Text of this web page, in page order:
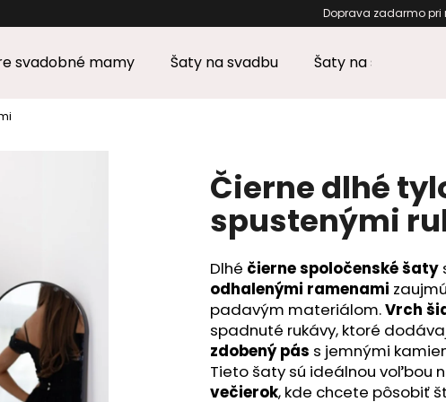
Doprava
svadobné mamy Šaty na svadbu Šaty na stužkovú
Čierne dlhé
spustenými
Dlhé čierne spoločenské šaty
odhalenými ramenami
padavým materiálom.Vrch
spadnuté rukávy, ktoré
zdobený pás s jemnými
Tieto šaty sú ideálnou voľbou
večierok, kde chcete pôsobiť